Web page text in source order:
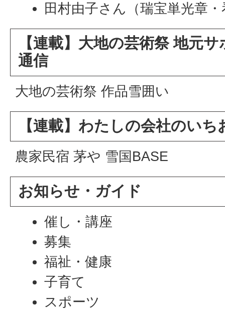
田村由子さん（瑞宝単光章
【連載】大地の芸術祭 地元
通信
大地の芸術祭 作品雪囲い
【連載】わたしの会社のい
農家民宿 茅や 雪国BASE
お知らせ・ガイド
催し・講座
募集
福祉・健康
子育て
スポーツ